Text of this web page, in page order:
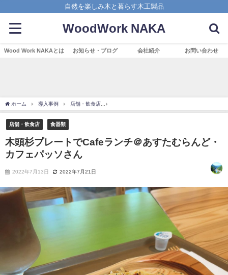
自然を楽しみ木と暮らす木工製品
WoodWork NAKA
Wood Work NAKAとは お知らせ・ブログ 会社紹介 お問い合わせ
ホーム 導入事例 店舗・飲食店
店舗・飲食店 食器類
木頭杉プレートでCafeランチ＠あすたむらんど・
カフェパッソさん
2022年7月13日 2022年7月21日